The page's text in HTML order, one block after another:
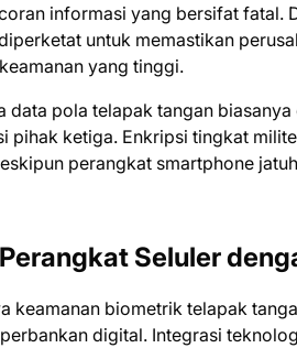
informasi yang bersifat fatal.
untuk memastikan
yang tinggi.
data pola telapak tangan
pihak ketiga. Enkripsi tingkat
perangkat smartphone
Seluler
keamanan biometrik telapak
digital. Integrasi